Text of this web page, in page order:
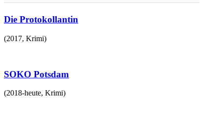
Die Protokollantin
(2017, Krimi)
SOKO Potsdam
(2018-heute, Krimi)